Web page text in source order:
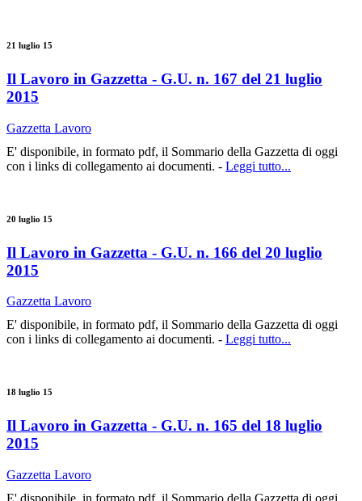
21 luglio 15
Il Lavoro in Gazzetta - G.U. n. 167 del 21 luglio
2015
Gazzetta Lavoro
E' disponibile, in formato pdf, il Sommario della Gazzetta di oggi
con i links di collegamento ai documenti. - Leggi tutto...
20 luglio 15
Il Lavoro in Gazzetta - G.U. n. 166 del 20 luglio
2015
Gazzetta Lavoro
E' disponibile, in formato pdf, il Sommario della Gazzetta di oggi
con i links di collegamento ai documenti. - Leggi tutto...
18 luglio 15
Il Lavoro in Gazzetta - G.U. n. 165 del 18 luglio
2015
Gazzetta Lavoro
E' disponibile, in formato pdf, il Sommario della Gazzetta di oggi